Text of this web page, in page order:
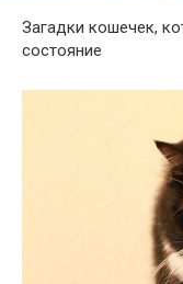
Загадки кошечек,
состояние